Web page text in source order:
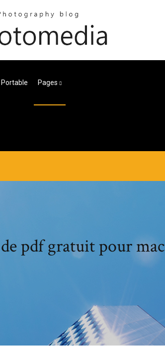
Pages
pdf gratuit pour mac